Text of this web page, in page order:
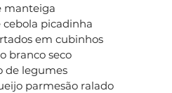
manteiga
cebola picadinha
em cubinhos
branco seco
de legumes
parmesão ralado